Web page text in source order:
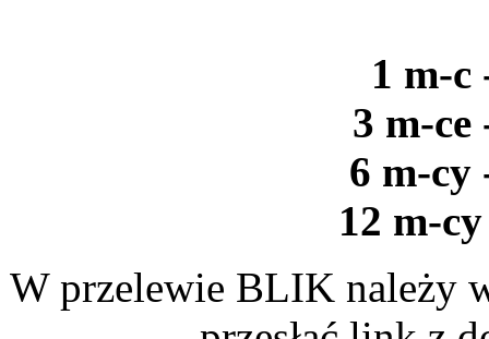
1 m-c
3 m-ce
6 m-cy
12 m-
W przelewie BLIK należy